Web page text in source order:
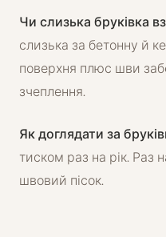
Чи слизька бруківка
слизька за бетонну й
поверхня плюс шви
зчеплення.
Як доглядати за
тиском раз на рік. Раз
швовий пісок.